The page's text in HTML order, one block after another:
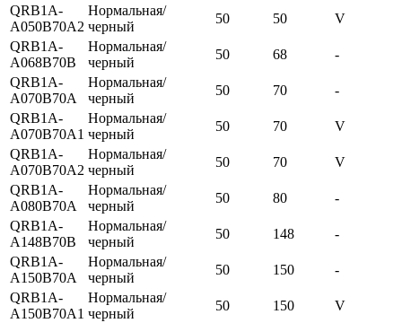
QRB1A-
A050B70A2
Нормальная/
черный
50 50
V
QRB1A-
A068B70B
Нормальная/
черный
50 68
-
QRB1A-
A070B70A
Нормальная/
черный
50 70
-
QRB1A-
A070B70A1
Нормальная/
черный
50 70
V
QRB1A-
A070B70A2
Нормальная/
черный
50 70
V
QRB1A-
A080B70A
Нормальная/
черный
50 80
-
QRB1A-
A148B70B
Нормальная/
черный
50 148
-
QRB1A-
A150B70A
Нормальная/
черный
50 150
-
QRB1A-
A150B70A1
Нормальная/
черный
50 150
V